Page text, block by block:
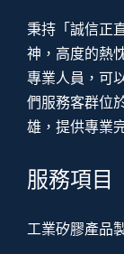
秉持「誠信正
神，高度的熱
專業人員，可
們服務客群位
雄，提供專業
服務項目
工業矽膠產品